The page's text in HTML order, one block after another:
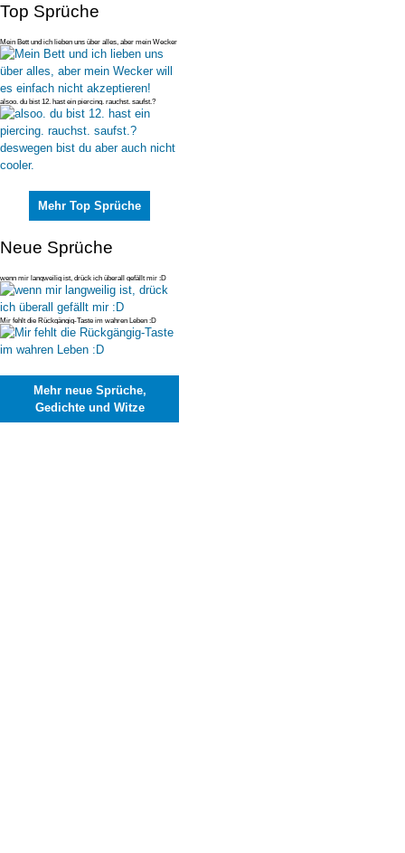
Top Sprüche
Mein Bett und ich lieben uns über alles, aber mein Wecker
will es einfac
alsoo. du bist 12. hast ein piercing. rauchst. saufst.?
deswegen bist du
Mehr Top Sprüche
Neue Sprüche
wenn mir langweilig ist, drück ich überall gefällt mir :D
Mir fehlt die Rückgängig-Taste im wahren Leben :D
Mehr neue Sprüche,
Gedichte und Witze